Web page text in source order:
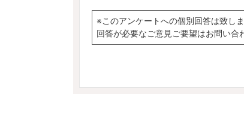
※このアンケートへの個別回答は致しま
回答が必要なご意見ご要望はお問い合